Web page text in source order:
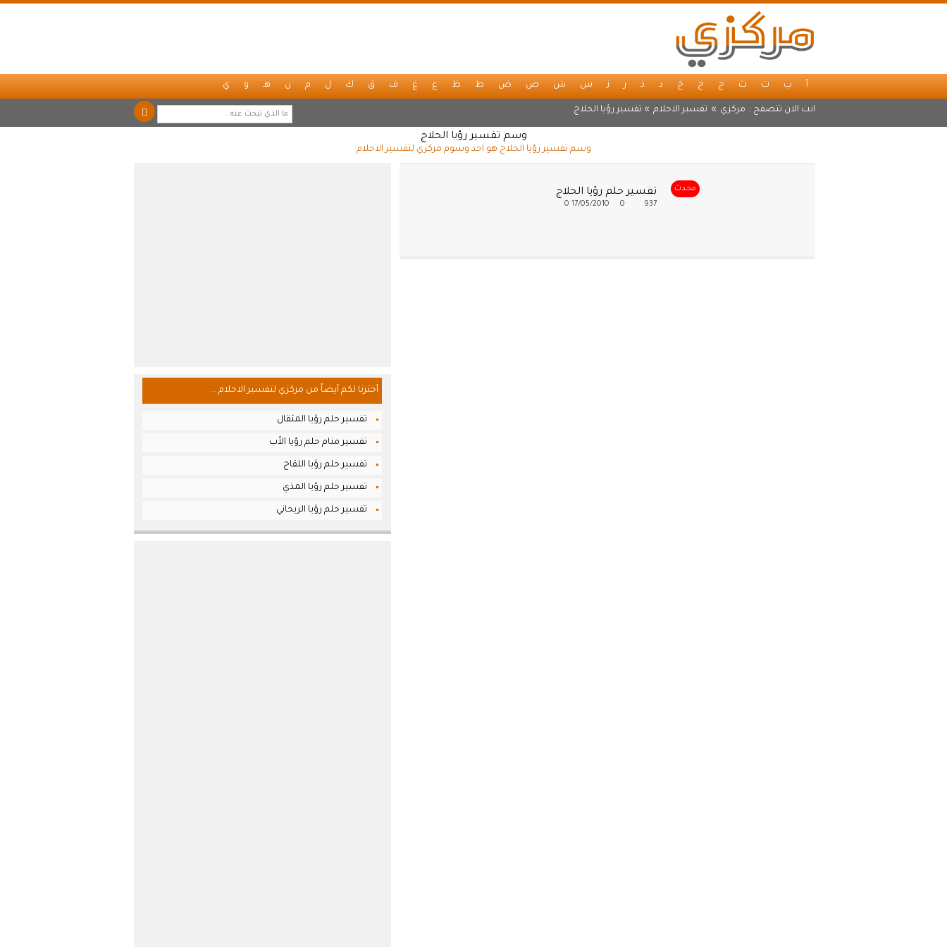
أ ب ت ث ج ح خ د ذ ر ز س ش ص ض ط ظ ع غ ف ق ك ل م ن هـ و ي
انت الان تتصفح : مركزي » تفسير الاحلام » تفسير رؤيا الحلاج
وسم تفسير رؤيا الحلاج
وسم تفسير رؤيا الحلاج هو احد وسوم مركزي لتفسير الاحلام
محدث تفسير حلم رؤيا الحلاج
937
17/05/2010
0
أخترنا لكم أيضاً من مركزي لتفسير الاحلام ...
تفسير حلم رؤيا المثقال
تفسير منام حلم رؤيا الأب
تفسير حلم رؤيا اللقاح
تفسير حلم رؤيا المذي
تفسير حلم رؤيا الريحاني